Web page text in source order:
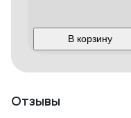
В корзину
Отзывы